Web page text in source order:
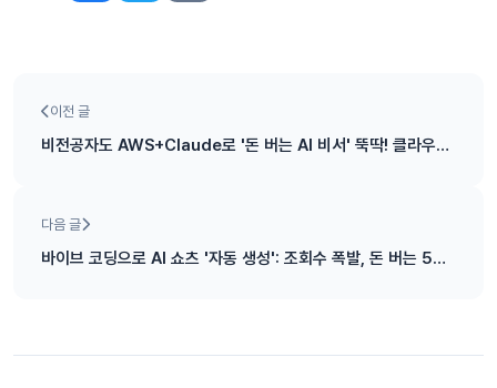
이전 글
비전공자도 AWS+Claude로 '돈 버는 AI 비서' 뚝딱! 클라우드 수익화 5단계 실전 가이드
다음 글
바이브 코딩으로 AI 쇼츠 '자동 생성': 조회수 폭발, 돈 버는 5단계 실전 가이드